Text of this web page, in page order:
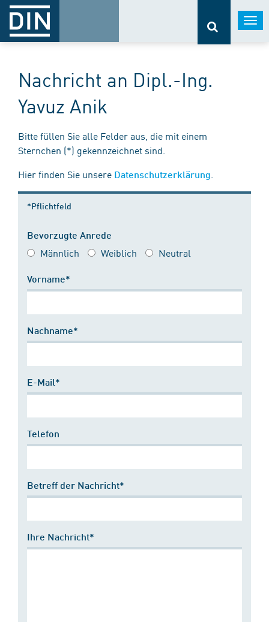
Nachricht an Dipl.-Ing.
Yavuz Anik
Bitte füllen Sie alle Felder aus, die mit einem
Sternchen (*) gekennzeichnet sind.
Hier finden Sie unsere Datenschutzerklärung
*Pflichtfeld
Bevorzugte Anrede
Männlich Weiblich Neutral
Vorname*
Nachname*
E-Mail*
Telefon
Betreff der Nachricht*
Ihre Nachricht*